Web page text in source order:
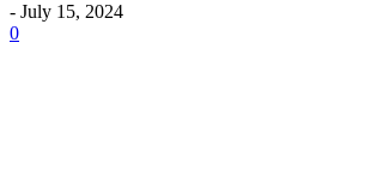
- July 15, 2024
0